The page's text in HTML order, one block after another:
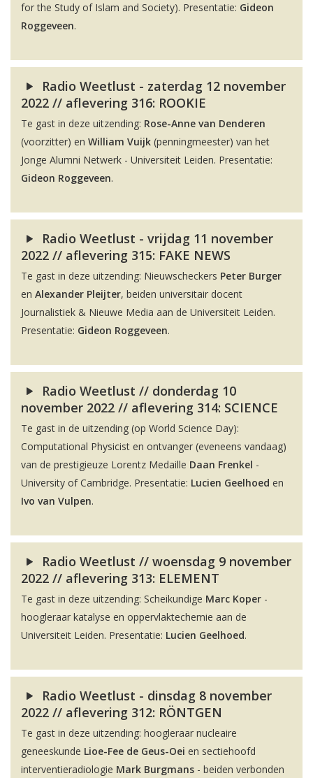
for the Study of Islam and Society). Presentatie: Gideon
Roggeveen.
Radio Weetlust - zaterdag 12 november
2022 // aflevering 316: ROOKIE
Te gast in deze uitzending: Rose-Anne van Denderen
(voorzitter) en William Vuijk (penningmeester) van het
Jonge Alumni Netwerk - Universiteit Leiden. Presentatie:
Gideon Roggeveen.
Radio Weetlust - vrijdag 11 november
2022 // aflevering 315: FAKE NEWS
Te gast in deze uitzending: Nieuwscheckers Peter Burger
en Alexander Pleijter, beiden universitair docent
Journalistiek & Nieuwe Media aan de Universiteit Leiden.
Presentatie: Gideon Roggeveen.
Radio Weetlust // donderdag 10
november 2022 // aflevering 314: SCIENCE
Te gast in de uitzending (op World Science Day):
Computational Physicist en ontvanger (eveneens vandaag)
van de prestigieuze Lorentz Medaille Daan Frenkel -
University of Cambridge. Presentatie: Lucien Geelhoed en
Ivo van Vulpen.
Radio Weetlust // woensdag 9 november
2022 // aflevering 313: ELEMENT
Te gast in deze uitzending: Scheikundige Marc Koper -
hoogleraar katalyse en oppervlaktechemie aan de
Universiteit Leiden. Presentatie: Lucien Geelhoed.
Radio Weetlust - dinsdag 8 november
2022 // aflevering 312: RÖNTGEN
Te gast in deze uitzending: hoogleraar nucleaire
geneeskunde Lioe-Fee de Geus-Oei en sectiehoofd
interventieradiologie Mark Burgmans - beiden verbonden